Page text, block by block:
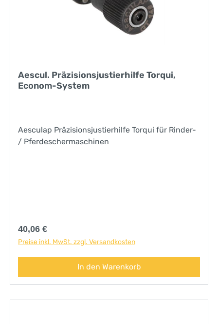
Aescul. Präzisionsjustierhilfe Torqui,
Econom-System
Aesculap Präzisionsjustierhilfe Torqui für Rinder-
/ Pferdeschermaschinen
Regulärer Preis:
40,06 €
Preise inkl. MwSt. zzgl. Versandkosten
In den Warenkorb